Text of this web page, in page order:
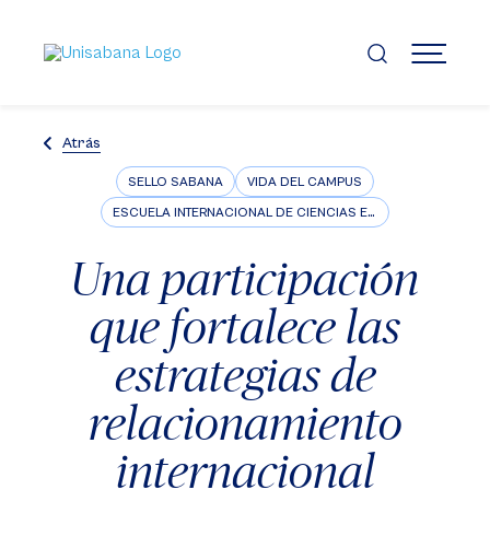
contenido
principal
MENÚ
Atrás
SELLO SABANA VIDA DEL CAMPUS
ESCUELA INTERNACIONAL DE CIENCIAS ECONÓMICAS Y ADMINISTRATIVAS
Una participación
que fortalece las
estrategias de
relacionamiento
internacional